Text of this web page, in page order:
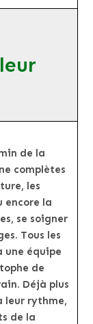
de la
complètes
les
encore la
se soigner
Tous les
une équipe
de
Déjà plus
leur rythme,
de la